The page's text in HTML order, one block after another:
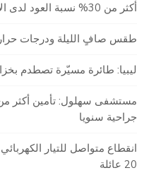
أكثر من 30% نسبة العود لدى الأطفال الجانحين بمراكز الإصلاح
طقس صافٍ الليلة ودرجات حرارة
ليبيا: طائرة مسيّرة تصطدم
جراحية سنويا
انقطاع متواصل للتيار
20 عائلة